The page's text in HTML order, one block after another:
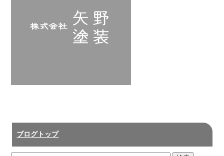
ブログトップ